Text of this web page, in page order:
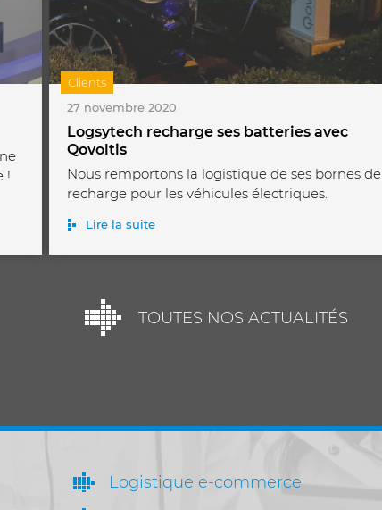
!
27 novembre 2020
Logsytech recharge ses batteries avec
Qovoltis
Nous remportons la logistique de ses bornes de
recharge pour les véhicules électriques.
Lire la suite
Clients
TOUTES NOS ACTUALITÉS
Logistique e-commerce